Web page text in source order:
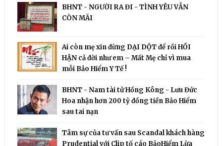
BHNT - NGƯỜI RA ĐI - TÌNH YÊU VẪN
CÒN MÃI
Ai còn mẹ xin đừng DẠI DỘT để rồi HỐI
HẬN cả đời như em – Mất Mẹ chỉ vì mua
mỗi Bảo Hiểm Y Tế !
BHNT - Nam tài tử Hồng Kông - Lưu Đức
Hoa nhận hơn 200 tỷ đồng tiền Bảo Hiểm
sau tai nạn
Tâm sự của tư vấn sau Scandal khách hàng
Prudential với Clip tố cáo BảoHiểm Lừa